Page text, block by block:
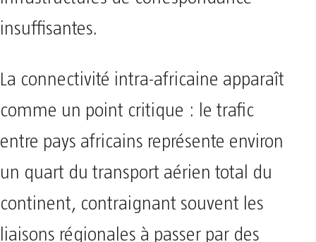
insuffisantes.
La connectivité intra-africaine apparaît
comme un point critique : le trafic
entre pays africains représente environ
un quart du transport aérien total du
continent, contraignant souvent les
liaisons régionales à passer par des